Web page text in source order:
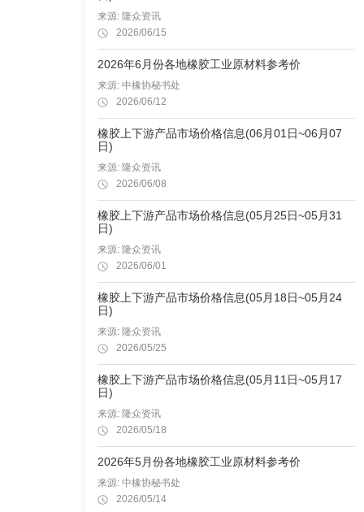
来源: 隆众资讯
2026/06/15
2026年6月份各地橡胶工业原材料参考价
来源: 中橡协秘书处
2026/06/12
橡胶上下游产品市场价格信息(06月01日~06月07
日)
来源: 隆众资讯
2026/06/08
橡胶上下游产品市场价格信息(05月25日~05月31
日)
来源: 隆众资讯
2026/06/01
橡胶上下游产品市场价格信息(05月18日~05月24
日)
来源: 隆众资讯
2026/05/25
橡胶上下游产品市场价格信息(05月11日~05月17
日)
来源: 隆众资讯
2026/05/18
2026年5月份各地橡胶工业原材料参考价
来源: 中橡协秘书处
2026/05/14